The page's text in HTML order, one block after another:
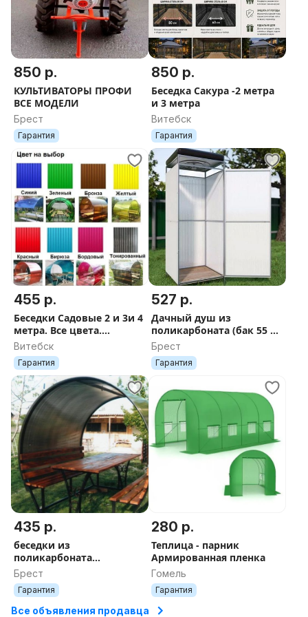
850 р.
КУЛЬТИВАТОРЫ ПРОФИ
ВСЕ МОДЕЛИ
Брест
Гарантия
850 р.
Беседка Сакура -2 метра
и 3 метра
Витебск
Гарантия
455 р.
Беседки Садовые 2 и 3и 4
метра. Все цвета.
Гарантия. Доставка по
Беларуси.
Витебск
Гарантия
527 р.
Дачный душ из
поликарбоната (бак 55 л.,
подогрев)
Брест
Гарантия
435 р.
беседки из
поликарбоната
«уютные» ЛАЙТ мангал в
подарок
Брест
Гарантия
280 р.
Теплица - парник
Армированная пленка
Гомель
Гарантия
Все объявления продавца